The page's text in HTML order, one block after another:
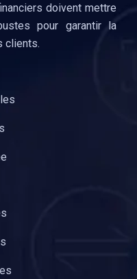
doivent mettre
pour garantir la
clients.